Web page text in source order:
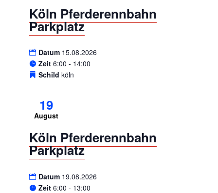
Köln Pferderennbahn
Parkplatz
Datum 15.08.2026
Zeit 6:00 - 14:00
Schild köln
19
August
Köln Pferderennbahn
Parkplatz
Datum 19.08.2026
Zeit 6:00 - 13:00